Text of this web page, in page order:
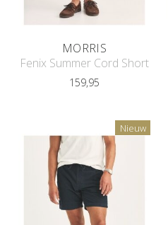
MORRIS
Fenix Summer Cord Short
159,95
Nieuw